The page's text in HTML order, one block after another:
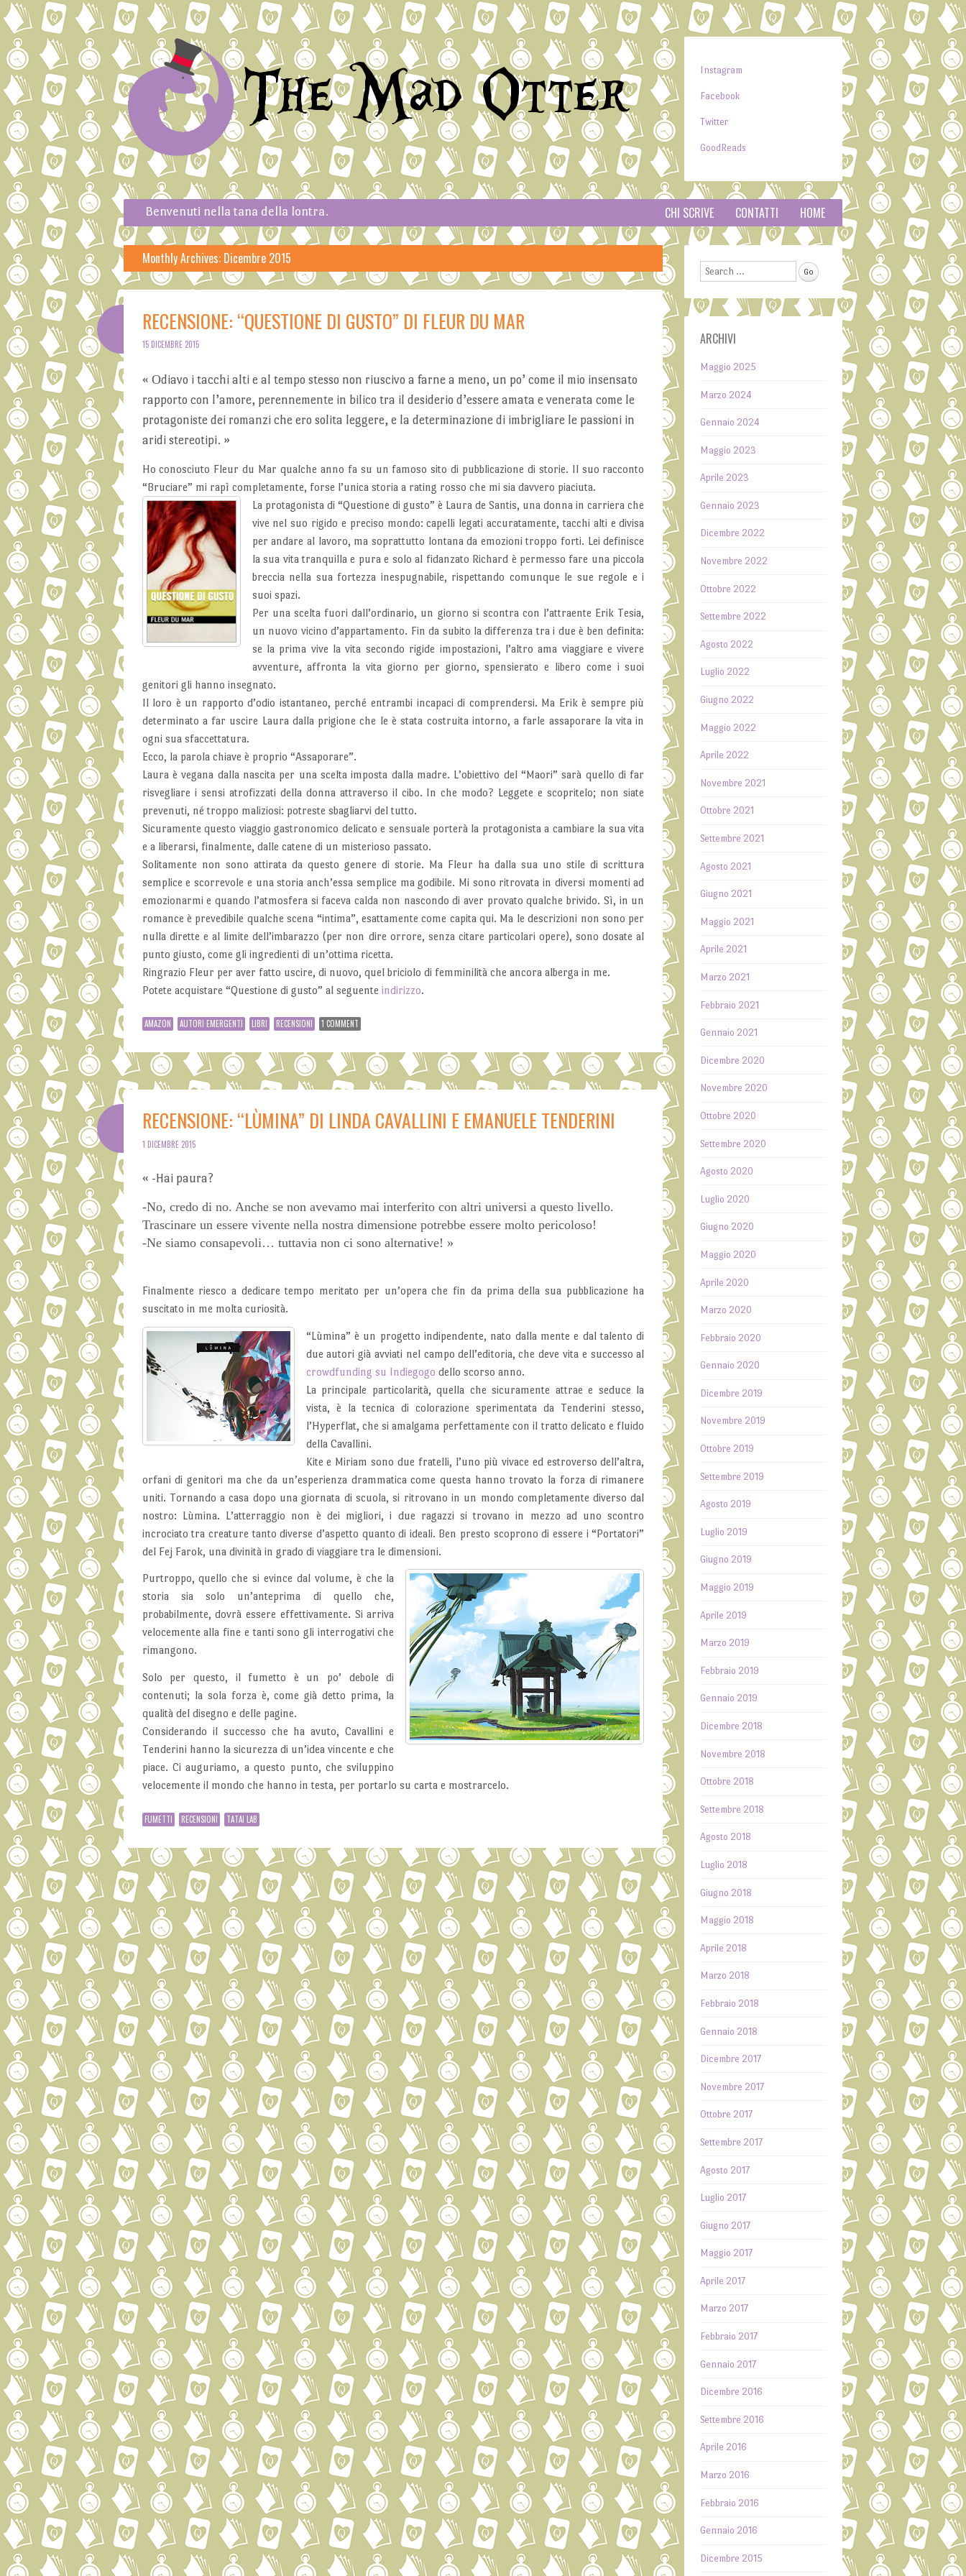
The Mad Otter Instagram
Facebook
Twitter
GoodReads
Benvenuti nella tana della lontra.
Menu
Skip to content HOME
CONTATTI
CHI SCRIVE
Monthly Archives: Dicembre 2015
RECENSIONE: “QUESTIONE DI GUSTO” DI FLEUR DU MAR
15 DICEMBRE 2015
« Odiavo i tacchi alti e al tempo stesso non riuscivo a farne a meno, un po’ come il mio insensato
rapporto con l’amore, perennemente in bilico tra il desiderio d’essere amata e venerata come le
protagoniste dei romanzi che ero solita leggere, e la determinazione di imbrigliare le passioni in
aridi stereotipi. »
Ho conosciuto Fleur du Mar qualche anno fa su un famoso sito di pubblicazione di storie. Il suo racconto
“Bruciare” mi rapì completamente, forse l’unica storia a rating rosso che mi sia davvero piaciuta.
La protagonista di “Questione di gusto” è Laura de Santis, una donna in carriera che
vive nel suo rigido e preciso mondo: capelli legati accuratamente, tacchi alti e divisa
per andare al lavoro, ma soprattutto lontana da emozioni troppo forti. Lei definisce
la sua vita tranquilla e pura e solo al fidanzato Richard è permesso fare una piccola
breccia nella sua fortezza inespugnabile, rispettando comunque le sue regole e i
suoi spazi.
Per una scelta fuori dall’ordinario, un giorno si scontra con l’attraente Erik Tesia,
un nuovo vicino d’appartamento. Fin da subito la differenza tra i due è ben definita:
se la prima vive la vita secondo rigide impostazioni, l’altro ama viaggiare e vivere
avventure, affronta la vita giorno per giorno, spensierato e libero come i suoi
genitori gli hanno insegnato.
Il loro è un rapporto d’odio istantaneo, perché entrambi incapaci di comprendersi. Ma Erik è sempre più
determinato a far uscire Laura dalla prigione che le è stata costruita intorno, a farle assaporare la vita in
ogni sua sfaccettatura.
Ecco, la parola chiave è proprio “Assaporare”.
Laura è vegana dalla nascita per una scelta imposta dalla madre. L’obiettivo del “Maori” sarà quello di far
risvegliare i sensi atrofizzati della donna attraverso il cibo. In che modo? Leggete e scopritelo; non siate
prevenuti, né troppo maliziosi: potreste sbagliarvi del tutto.
Sicuramente questo viaggio gastronomico delicato e sensuale porterà la protagonista a cambiare la sua vita
e a liberarsi, finalmente, dalle catene di un misterioso passato.
Solitamente non sono attirata da questo genere di storie. Ma Fleur ha dalla sua uno stile di scrittura
semplice e scorrevole e una storia anch’essa semplice ma godibile. Mi sono ritrovata in diversi momenti ad
emozionarmi e quando l’atmosfera si faceva calda non nascondo di aver provato qualche brivido. Sì, in un
romance è prevedibile qualche scena “intima”, esattamente come capita qui. Ma le descrizioni non sono per
nulla dirette e al limite dell’imbarazzo (per non dire orrore, senza citare particolari opere), sono dosate al
punto giusto, come gli ingredienti di un’ottima ricetta.
Ringrazio Fleur per aver fatto uscire, di nuovo, quel briciolo di femminilità che ancora alberga in me.
Potete acquistare “Questione di gusto” al seguente indirizzo.
AMAZON AUTORI EMERGENTI LIBRI RECENSIONI 1 COMMENT
RECENSIONE: “LÙMINA” DI LINDA CAVALLINI E EMANUELE TENDERINI
1 DICEMBRE 2015
« -Hai paura?
-No, credo di no. Anche se non avevamo mai interferito con altri universi a questo livello.
Trascinare un essere vivente nella nostra dimensione potrebbe essere molto pericoloso!
-Ne siamo consapevoli… tuttavia non ci sono alternative! »
Finalmente riesco a dedicare tempo meritato per un’opera che fin da prima della sua pubblicazione ha
suscitato in me molta curiosità.
“Lùmina” è un progetto indipendente, nato dalla mente e dal talento di
due autori già avviati nel campo dell’editoria, che deve vita e successo al
crowdfunding su Indiegogo dello scorso anno.
La principale particolarità, quella che sicuramente attrae e seduce la
vista, è la tecnica di colorazione sperimentata da Tenderini stesso,
l’Hyperflat, che si amalgama perfettamente con il tratto delicato e fluido
della Cavallini.
Kite e Miriam sono due fratelli, l’uno più vivace ed estroverso dell’altra,
orfani di genitori ma che da un’esperienza drammatica come questa hanno trovato la forza di rimanere
uniti. Tornando a casa dopo una giornata di scuola, si ritrovano in un mondo completamente diverso dal
nostro: Lùmina. L’atterraggio non è dei migliori, i due ragazzi si trovano in mezzo ad uno scontro
incrociato tra creature tanto diverse d’aspetto quanto di ideali. Ben presto scoprono di essere i “Portatori”
del Fej Farok, una divinità in grado di viaggiare tra le dimensioni.
Purtroppo, quello che si evince dal volume, è che la
storia sia solo un’anteprima di quello che,
probabilmente, dovrà essere effettivamente. Si arriva
velocemente alla fine e tanti sono gli interrogativi che
rimangono.
Solo per questo, il fumetto è un po’ debole di
contenuti; la sola forza è, come già detto prima, la
qualità del disegno e delle pagine.
Considerando il successo che ha avuto, Cavallini e
Tenderini hanno la sicurezza di un’idea vincente e che
piace. Ci auguriamo, a questo punto, che sviluppino
velocemente il mondo che hanno in testa, per portarlo su carta e mostrarcelo.
FUMETTI RECENSIONI TATAI LAB
Post navigation
Search
ARCHIVI
Maggio 2025
Marzo 2024
Gennaio 2024
Maggio 2023
Aprile 2023
Gennaio 2023
Dicembre 2022
Novembre 2022
Ottobre 2022
Settembre 2022
Agosto 2022
Luglio 2022
Giugno 2022
Maggio 2022
Aprile 2022
Novembre 2021
Ottobre 2021
Settembre 2021
Agosto 2021
Giugno 2021
Maggio 2021
Aprile 2021
Marzo 2021
Febbraio 2021
Gennaio 2021
Dicembre 2020
Novembre 2020
Ottobre 2020
Settembre 2020
Agosto 2020
Luglio 2020
Giugno 2020
Maggio 2020
Aprile 2020
Marzo 2020
Febbraio 2020
Gennaio 2020
Dicembre 2019
Novembre 2019
Ottobre 2019
Settembre 2019
Agosto 2019
Luglio 2019
Giugno 2019
Maggio 2019
Aprile 2019
Marzo 2019
Febbraio 2019
Gennaio 2019
Dicembre 2018
Novembre 2018
Ottobre 2018
Settembre 2018
Agosto 2018
Luglio 2018
Giugno 2018
Maggio 2018
Aprile 2018
Marzo 2018
Febbraio 2018
Gennaio 2018
Dicembre 2017
Novembre 2017
Ottobre 2017
Settembre 2017
Agosto 2017
Luglio 2017
Giugno 2017
Maggio 2017
Aprile 2017
Marzo 2017
Febbraio 2017
Gennaio 2017
Dicembre 2016
Settembre 2016
Aprile 2016
Marzo 2016
Febbraio 2016
Gennaio 2016
Dicembre 2015